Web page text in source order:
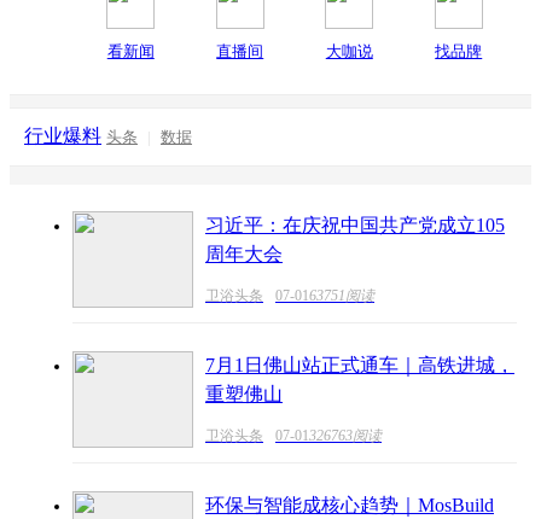
看新闻 直播间 大咖说 找品牌
行业爆料 头条 数据
习近平：在庆祝中国共产党成立105
周年大会
卫浴头条 07-0163751阅读
7月1日佛山站正式通车｜高铁进城，
重塑佛山
卫浴头条 07-01326763阅读
环保与智能成核心趋势｜MosBuild